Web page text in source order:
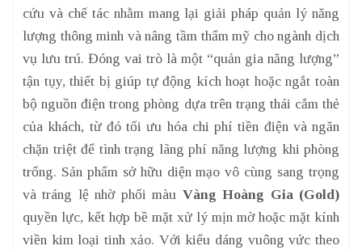
cứu và chế tác nhằm mang lại giải pháp quản lý năng
lượng thông minh và nâng tầm thẩm mỹ cho ngành dịch
vụ lưu trú. Đóng vai trò là một “quản gia năng lượng”
tận tụy, thiết bị giúp tự động kích hoạt hoặc ngắt toàn
bộ nguồn điện trong phòng dựa trên trạng thái cắm thẻ
của khách, từ đó tối ưu hóa chi phí tiền điện và ngăn
chặn triệt để tình trạng lãng phí năng lượng khi phòng
trống. Sản phẩm sở hữu diện mạo vô cùng sang trọng
và tráng lệ nhờ phối màu Vàng Hoàng Gia (Gold)
quyền lực, kết hợp bề mặt xử lý mịn mờ hoặc mặt kính
viền kim loại tinh xảo. Với kiểu dáng vuông vức theo